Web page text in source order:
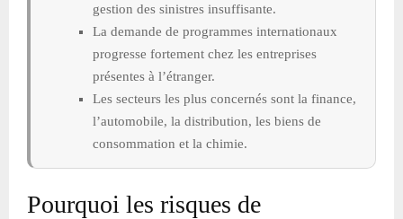
gestion des sinistres insuffisante.
La demande de programmes internationaux
progresse fortement chez les entreprises
présentes à l’étranger.
Les secteurs les plus concernés sont la finance,
l’automobile, la distribution, les biens de
consommation et la chimie.
Pourquoi les risques de